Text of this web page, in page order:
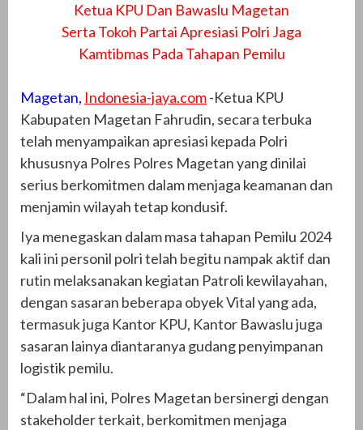
Ketua KPU Dan Bawaslu Magetan
Serta Tokoh Partai Apresiasi Polri Jaga
Kamtibmas Pada Tahapan Pemilu
Magetan, Indonesia-jaya.com-Ketua KPU
Kabupaten Magetan Fahrudin, secara terbuka
telah menyampaikan apresiasi kepada Polri
khususnya Polres Polres Magetan yang dinilai
serius berkomitmen dalam menjaga keamanan dan
menjamin wilayah tetap kondusif.
Iya menegaskan dalam masa tahapan Pemilu 2024
kali ini personil polri telah begitu nampak aktif dan
rutin melaksanakan kegiatan Patroli kewilayahan,
dengan sasaran beberapa obyek Vital yang ada,
termasuk juga Kantor KPU, Kantor Bawaslu juga
sasaran lainya diantaranya gudang penyimpanan
logistik pemilu.
“Dalam hal ini, Polres Magetan bersinergi dengan
stakeholder terkait, berkomitmen menjaga